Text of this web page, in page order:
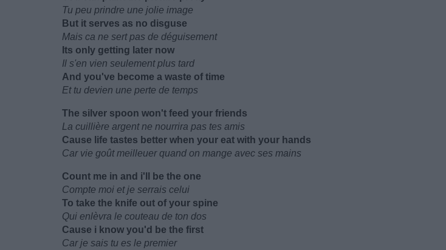
Tu peu prindre une jolie image
But it serves as no disguse
Mais ca ne sert pas de déguisement
Its only getting later now
Il s'en vien seulement plus tard
And you've become a waste of time
Et tu devien une perte de temps
The silver spoon won't feed your friends
La cuillière argent ne nourrira pas tes amis
Cause life tastes better when your eat with your hands
Car vie goût meilleuer quand on mange avec ses mains
Count me in and i'll be the one
Compte moi et je serrais celui
To take the knife out of your spine
Qui enlèvra le couteau de ton dos
Cause i know you'd be the first
Car je sais tu es le premier